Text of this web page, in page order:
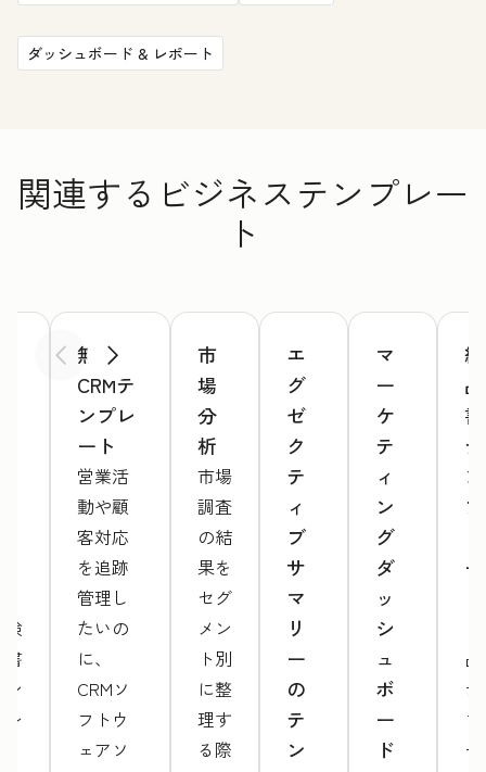
ダッシュボード & レポート
関連するビジネステンプレー
ト
前へ 次へ
検
書
無料
CRMテ
ンプレ
ート
営業活
動や顧
客対応
を追跡
管理し
たいの
に、
CRMソ
フトウ
ェアソ
市
場
分
析
市場
調査
の結
果を
セグ
メン
ト別
に整
理す
る際
エ
グ
ゼ
ク
テ
ィ
ブ
サ
マ
リ
ー
の
テ
ン
マ
ー
ケ
テ
ィ
ン
グ
ダ
ッ
シ
ュ
ボ
ー
ド
納
品
書
テ
ン
プ
ー
ー